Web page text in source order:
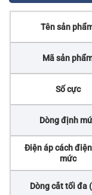
Tên sản
Mã sản
Số cực
Dòng định
Điện áp cách
mức
Dòng cắt tối đa